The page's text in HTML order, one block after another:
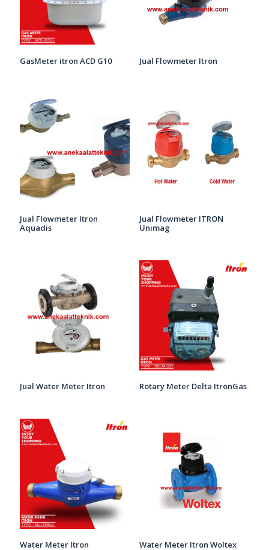
GasMeter itron ACD G10 Jual Flowmeter Itron
Jual Flowmeter Itron
Aquadis
Jual Flowmeter ITRON
Unimag
Jual Water Meter Itron Rotary Meter Delta ItronGas
Water Meter Itron Water Meter Itron Woltex